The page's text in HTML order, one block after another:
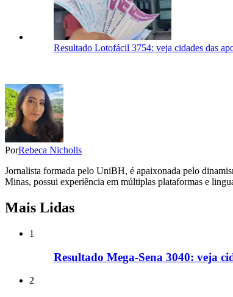
Resultado Lotofácil 3754: veja cidades das
PorRebeca Nicholls
Jornalista formada pelo UniBH, é apaixonada pelo
Minas, possui experiência em múltiplas plataformas e
Mais Lidas
1
Resultado Mega-Sena 3040: veja
2